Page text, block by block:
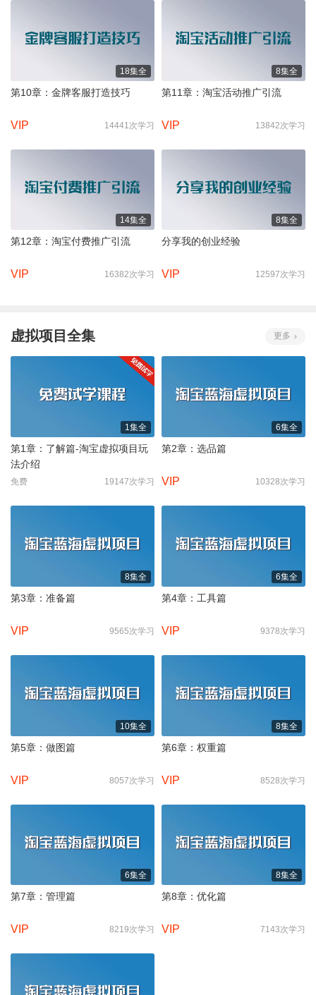
18集全
第10章：金牌客服打造技巧
VIP 14441次学习
8集全
第11章：淘宝活动推广引流
VIP 13842次学习
14集全
第12章：淘宝付费推广引流
VIP 16382次学习
8集全
分享我的创业经验
VIP 12597次学习
虚拟项目全集 更多
1集全
第1章：了解篇-淘宝虚拟项目玩
法介绍
免费 19147次学习
6集全
第2章：选品篇
VIP 10328次学习
8集全
第3章：准备篇
VIP 9565次学习
6集全
第4章：工具篇
VIP 9378次学习
10集全
第5章：做图篇
VIP 8057次学习
8集全
第6章：权重篇
VIP 8528次学习
6集全
第7章：管理篇
VIP 8219次学习
8集全
第8章：优化篇
VIP 7143次学习